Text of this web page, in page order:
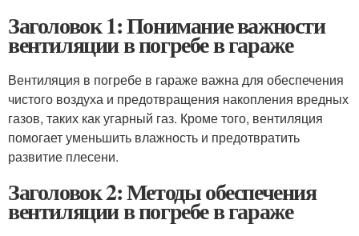
Заголовок 1: Понимание важности
вентиляции в погребе в гараже
Вентиляция в погребе в гараже важна для обеспечения
чистого воздуха и предотвращения накопления вредных
газов, таких как угарный газ. Кроме того, вентиляция
помогает уменьшить влажность и предотвратить
развитие плесени.
Заголовок 2: Методы обеспечения
вентиляции в погребе в гараже